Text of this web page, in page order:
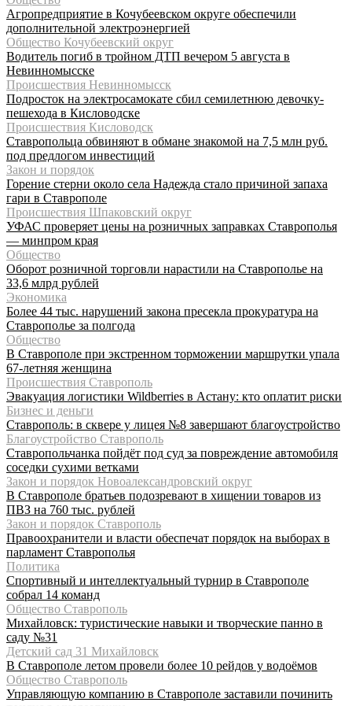
Агропредприятие в Кочубеевском округе обеспечили
дополнительной электроэнергией
Общество Кочубеевский округ
Водитель погиб в тройном ДТП вечером 5 августа в
Невинномысске
Происшествия Невинномысск
Подросток на электросамокате сбил семилетнюю девочку-
пешехода в Кисловодске
Происшествия Кисловодск
Ставропольца обвиняют в обмане знакомой на 7,5 млн руб.
под предлогом инвестиций
Закон и порядок
Горение стерни около села Надежда стало причиной запаха
гари в Ставрополе
Происшествия Шпаковский округ
УФАС проверяет цены на розничных заправках Ставрополья
— минпром края
Общество
Оборот розничной торговли нарастили на Ставрополье на
33,6 млрд рублей
Экономика
Более 44 тыс. нарушений закона пресекла прокуратура на
Ставрополье за полгода
Общество
В Ставрополе при экстренном торможении маршрутки упала
67-летняя женщина
Происшествия Ставрополь
Эвакуация логистики Wildberries в Астану: кто оплатит риски
Бизнес и деньги
Ставрополь: в сквере у лицея №8 завершают благоустройство
Благоустройство Ставрополь
Ставропольчанка пойдёт под суд за повреждение автомобиля
соседки сухими ветками
Закон и порядок Новоалександровский округ
В Ставрополе братьев подозревают в хищении товаров из
ПВЗ на 760 тыс. рублей
Закон и порядок Ставрополь
Правоохранители и власти обеспечат порядок на выборах в
парламент Ставрополья
Политика
Спортивный и интеллектуальный турнир в Ставрополе
собрал 14 команд
Общество Ставрополь
Михайловск: туристические навыки и творческие панно в
саду №31
Детский сад 31 Михайловск
В Ставрополе летом провели более 10 рейдов у водоёмов
Общество Ставрополь
Управляющую компанию в Ставрополе заставили починить